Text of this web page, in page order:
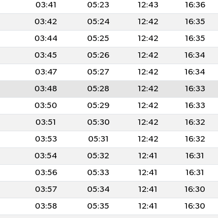
03:41 05:23 12:43 16:36
03:42 05:24 12:42 16:35
03:44 05:25 12:42 16:35
03:45 05:26 12:42 16:34
03:47 05:27 12:42 16:34
03:48 05:28 12:42 16:33
03:50 05:29 12:42 16:33
03:51 05:30 12:42 16:32
03:53 05:31 12:42 16:32
03:54 05:32 12:41 16:31
03:56 05:33 12:41 16:31
03:57 05:34 12:41 16:30
03:58 05:35 12:41 16:30